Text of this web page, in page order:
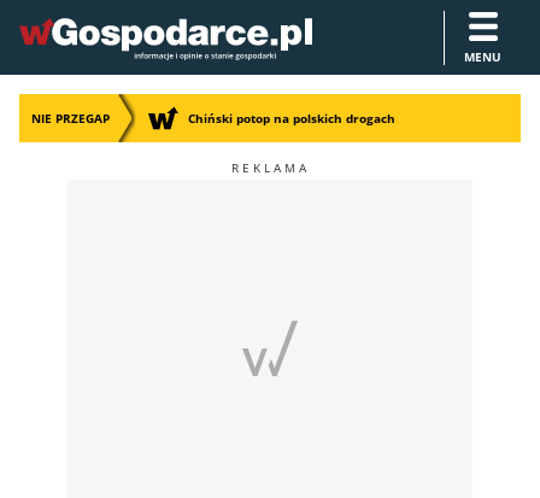
MENU
NIE PRZEGAP Chiński potop na polskich drogach